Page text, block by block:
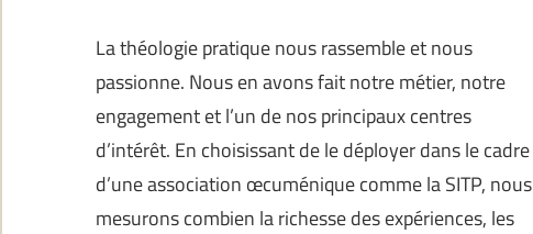
La théologie pratique nous rassemble et nous
passionne. Nous en avons fait notre métier, notre
engagement et l’un de nos principaux centres
d’intérêt. En choisissant de le déployer dans le cadre
d’une association œcuménique comme la SITP, nous
mesurons combien la richesse des expériences, les